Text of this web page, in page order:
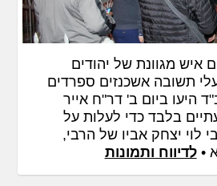
איש מגוונת של יהודים
תשובה אשכנזים ספרדים
היעו ביום ב' דר"ח אייר
בלבד כדי לעלות על
לוי יצחק אביו של הרבי,
•לדיווח ותמונות